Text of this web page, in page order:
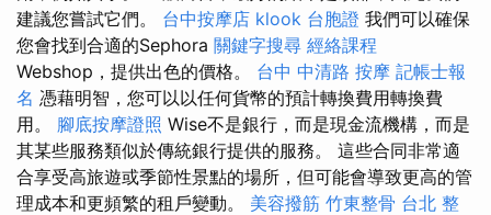
建議您嘗試它們。 台中按摩店 klook 台胞證 我們可以確保
您會找到合適的Sephora 關鍵字搜尋 經絡課程
Webshop，提供出色的價格。 台中 中清路 按摩 記帳士報
名 憑藉明智，您可以以任何貨幣的預計轉換費用轉換費
用。 腳底按摩證照 Wise不是銀行，而是現金流機構，而是
其某些服務類似於傳統銀行提供的服務。 這些合同非常適
合享受高旅遊或季節性景點的場所，但可能會導致更高的管
理成本和更頻繁的租戶變動。 美容撥筋 竹東整骨 台北 整